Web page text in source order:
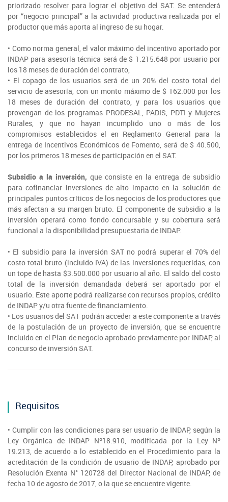
priorizado resolver para lograr el objetivo del SAT. Se entenderá
por “negocio principal” a la actividad productiva realizada por el
productor que más aporta al ingreso de su hogar.
• Como norma general, el valor máximo del incentivo aportado por
INDAP para asesoría técnica será de $ 1.215.648 por usuario por
los 18 meses de duración del contrato,
• El copago de los usuarios será de un 20% del costo total del
servicio de asesoría, con un monto máximo de $ 162.000 por los
18 meses de duración del contrato, y para los usuarios que
provengan de los programas PRODESAL, PADIS, PDTI y Mujeres
Rurales, y que no hayan incumplido uno o más de los
compromisos establecidos el en Reglamento General para la
entrega de Incentivos Económicos de Fomento, será de $ 40.500,
por los primeros 18 meses de participación en el SAT.
Subsidio a la inversión, que consiste en la entrega de subsidio
para cofinanciar inversiones de alto impacto en la solución de
principales puntos críticos de los negocios de los productores que
más afectan a su margen bruto. El componente de subsidio a la
inversión operará como fondo concursable y su cobertura será
funcional a la disponibilidad presupuestaria de INDAP.
• El subsidio para la inversión SAT no podrá superar el 70% del
costo total bruto (incluido IVA) de las inversiones requeridas, con
un tope de hasta $3.500.000 por usuario al año. El saldo del costo
total de la inversión demandada deberá ser aportado por el
usuario. Este aporte podrá realizarse con recursos propios, crédito
de INDAP y/u otra fuente de financiamiento.
• Los usuarios del SAT podrán acceder a este componente a través
de la postulación de un proyecto de inversión, que se encuentre
incluido en el Plan de negocio aprobado previamente por INDAP, al
concurso de inversión SAT.
Requisitos
• Cumplir con las condiciones para ser usuario de INDAP, según la
Ley Orgánica de INDAP Nº18.910, modificada por la Ley Nº
19.213, de acuerdo a lo establecido en el Procedimiento para la
acreditación de la condición de usuario de INDAP, aprobado por
Resolución Exenta N° 120728 del Director Nacional de INDAP, de
fecha 10 de agosto de 2017, o la que se encuentre vigente.